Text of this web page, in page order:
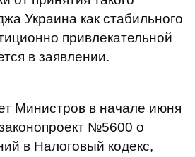
Украина как стабильного
привлекательной
в заявлении.
Министров в начале июня
№5600 о
в Налоговый кодекс,